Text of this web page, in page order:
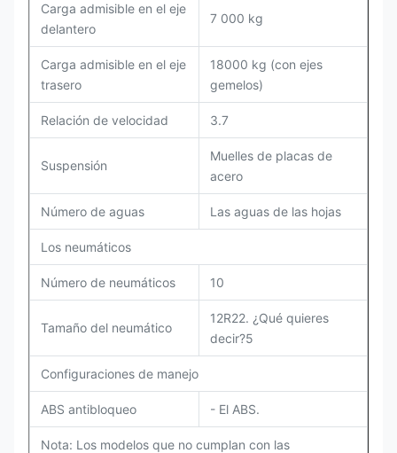
Carga admisible en el eje
delantero
7 000 kg
Carga admisible en el eje
trasero
18000 kg (con ejes
gemelos)
Relación de velocidad 3.7
Suspensión
Muelles de placas de
acero
Número de aguas Las aguas de las hojas
Los neumáticos
Número de neumáticos 10
Tamaño del neumático
12R22. ¿Qué quieres
decir?5
Configuraciones de manejo
ABS antibloqueo - El ABS.
Nota: Los modelos que no cumplan con las